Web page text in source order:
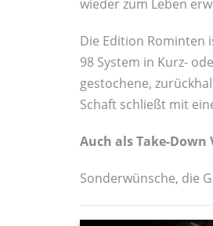
wieder zum Leben
Die Edition Rominten
98 System in Kurz-
gestochene,
Schaft schließt mit
Auch als Take-
Sonderwünsche, die